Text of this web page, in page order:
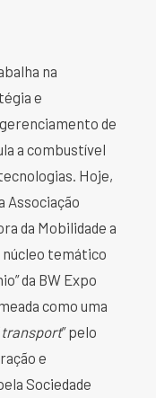
na
e
de
a combustível
Hoje,
Associação
da Mobilidade a
núcleo temático
da BW Expo
como uma
transport” pelo
e
Sociedade